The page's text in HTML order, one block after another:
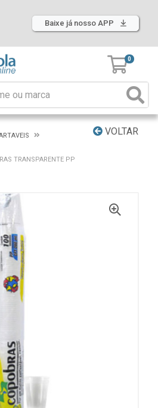
Baixe já nosso APP
0
VOLTAR
TRANSPARENTE PP